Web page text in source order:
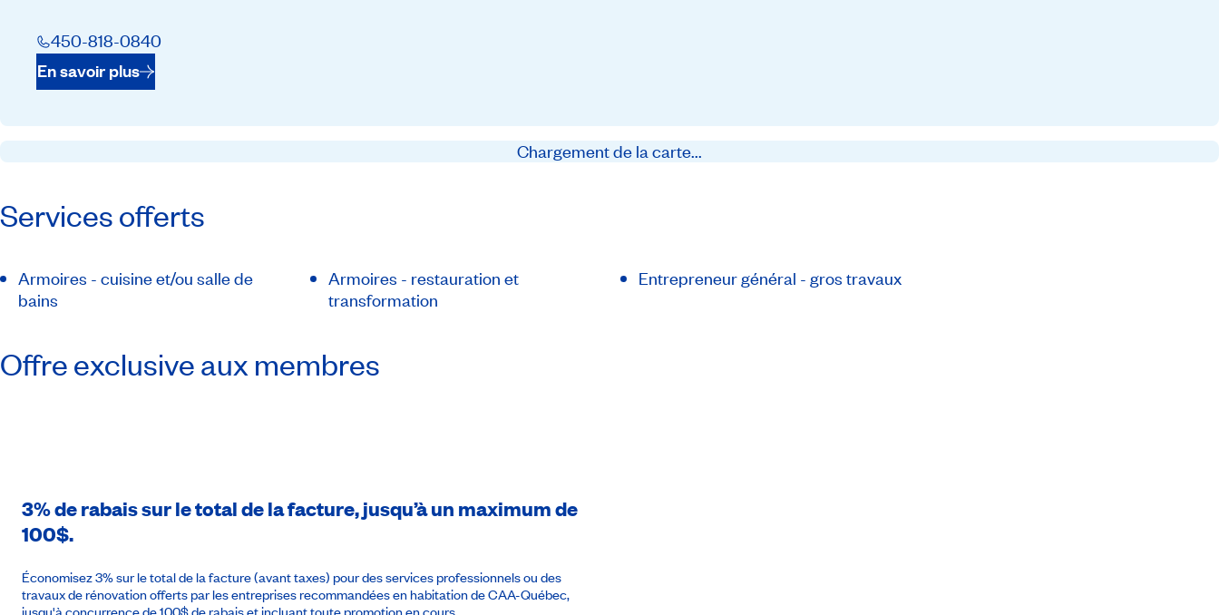
450-818-0840
En savoir plus
Chargement de la carte...
Services offerts
Armoires - cuisine et/ou salle de
bains
Armoires - restauration et
transformation
Entrepreneur général - gros travaux
Offre exclusive aux membres
3% de rabais sur le total de la facture, jusqu’à un maximum de
100$.
Économisez 3% sur le total de la facture (avant taxes) pour des services professionnels ou des
travaux de rénovation offerts par les entreprises recommandées en habitation de CAA-Québec,
jusqu'à concurrence de 100$ de rabais et incluant toute promotion en cours.